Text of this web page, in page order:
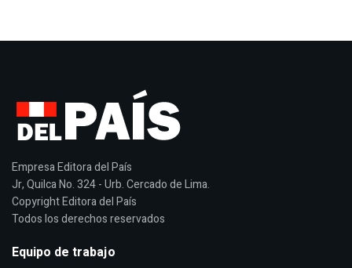
Empresa Editora del País
Jr, Quilca No. 324 - Urb. Cercado de Lima.
Copyright Editora del País
Todos los derechos reservados
Equipo de trabajo